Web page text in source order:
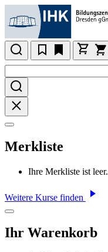
Merkliste
Ihre Merkliste ist leer.
Weitere Kurse finden
Ihr Warenkorb